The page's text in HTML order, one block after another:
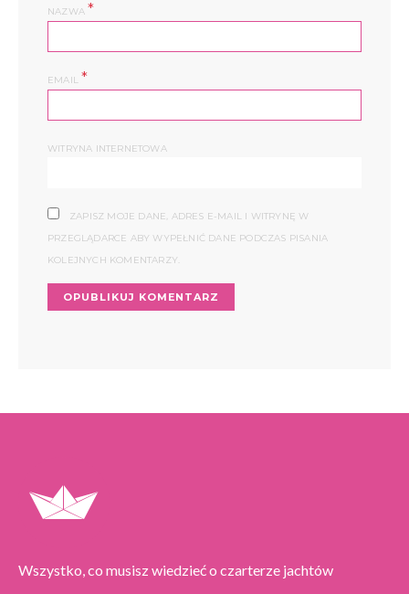
NAZWA *
EMAIL *
WITRYNA INTERNETOWA
ZAPISZ MOJE DANE, ADRES E-MAIL I WITRYNĘ W
PRZEGLĄDARCE ABY WYPEŁNIĆ DANE PODCZAS PISANIA
KOLEJNYCH KOMENTARZY.
Wszystko, co musisz wiedzieć o czarterze jachtów